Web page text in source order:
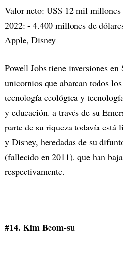
Valor neto: US$ 12 mil millones
2022: - 4.400 millones de
Apple, Disney
Powell Jobs tiene inversiones
unicornios que abarcan todos
tecnología ecológica y
y educación. a través de su
parte de su riqueza todavía está
y Disney, heredadas de su
(fallecido en 2011), que han
respectivamente.
#14. Kim Beom-su